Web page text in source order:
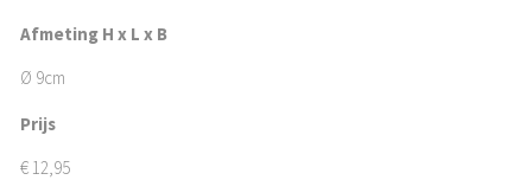
Afmeting H x L x B
Ø 9cm
Prijs
€ 12,95